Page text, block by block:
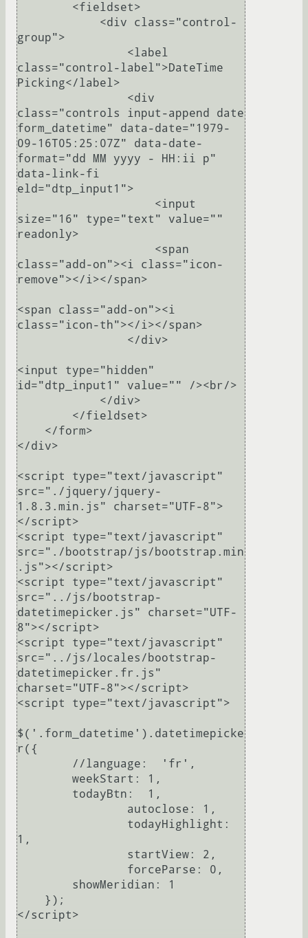
group">
class="control-label">DateTime
Picking</label>
class="controls input-append date
form_datetime" data-date="1979-
09-16T05:25:07Z" data-date-
format="dd MM yyyy - HH:ii p"
data-link-fi
eld="dtp_input1">
size="16" type="text" value=""
readonly>
class="add-on"><i class="icon-
remove"></i></span>
<span class="add-on"><i
class="icon-th"></i></span>
<input type="hidden"
id="dtp_input1" value="" /><br/>
</div>
<script type="text/javascript"
src="./jquery/jquery-
1.8.3.min.js" charset="UTF-8">
</script>
<script type="text/javascript"
src="./bootstrap/js/bootstrap.min
.js"></script>
<script type="text/javascript"
src="../js/bootstrap-
datetimepicker.js" charset="UTF-
8"></script>
<script type="text/javascript"
src="../js/locales/bootstrap-
datetimepicker.fr.js"
charset="UTF-8"></script>
<script type="text/javascript">
$('.form_datetime').datetimepicke
r({
1,
</script>